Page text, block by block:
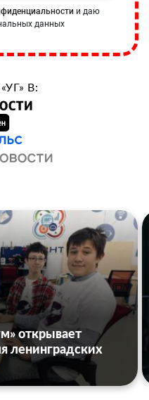
и даю
данных
В:
открывает
ленинградских